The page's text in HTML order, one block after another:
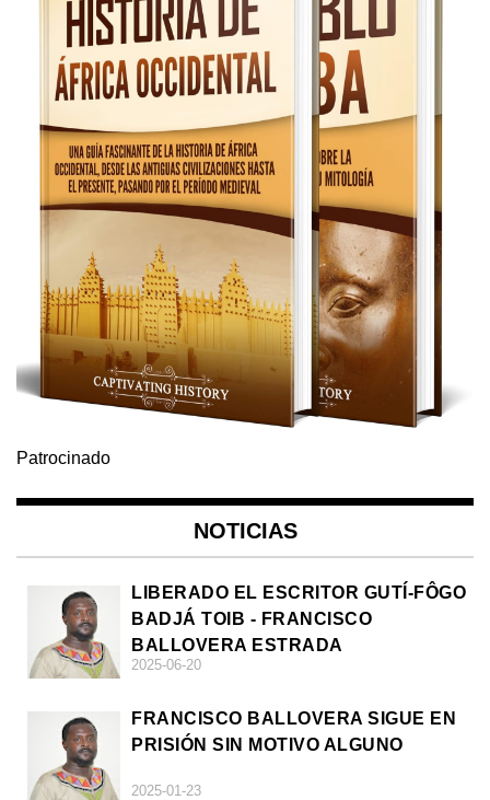
Patrocinado
NOTICIAS
LIBERADO EL ESCRITOR GUTÍ-FÔGO
BADJÁ TOIB - FRANCISCO
BALLOVERA ESTRADA
2025-06-20
FRANCISCO BALLOVERA SIGUE EN
PRISIÓN SIN MOTIVO ALGUNO
2025-01-23